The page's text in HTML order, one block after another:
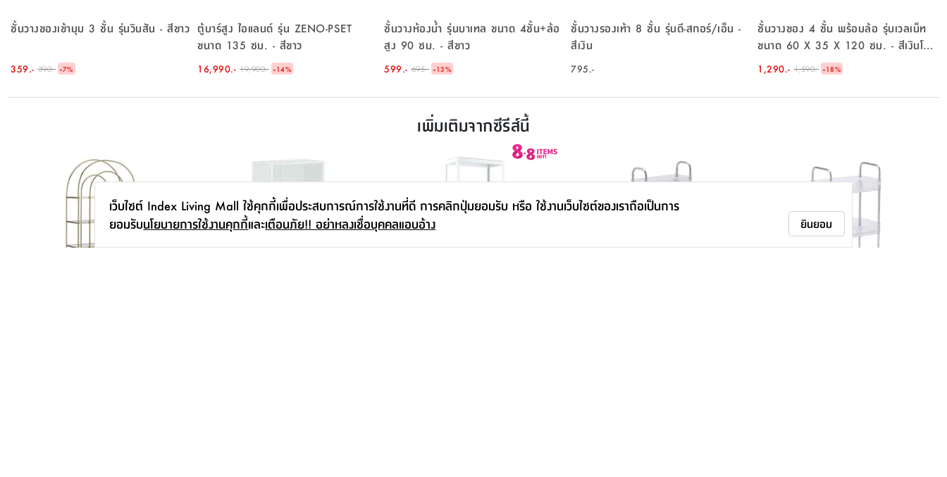
ชั้นวางของเข้ามุม 3 ชั้น รุ่นวินสัน - สีขาว
359.- 390.- -7%
ตู้บาร์สูง ไอแลนด์ รุ่น ZENO-PSET
ขนาด 135 ซม. - สีขาว
16,990.- 19,900.- -14%
ชั้นวางห้องน้ำ รุ่นบาเทล ขนาด 4ชั้น+ล้อ
สูง 90 ซม. - สีขาว
599.- 695.- -13%
ชั้นวางรองเท้า 8 ชั้น รุ่นดี-สกอร์/เอ็น -
สีเงิน
795.-
ชั้นวางของ 4 ชั้น พร้อมล้อ รุ่นเวลเน็ท
ขนาด 60 X 35 X 120 ซม. - สีเงินโคร
1,290.- 1,590.- -18%
เพิ่มเติมจากซีรีส์นี้
เว็บไซต์ Index Living Mall ใช้คุกกี้เพื่อประสบการณ์การใช้งานที่ดี การคลิกปุ่มยอมรับ หรือ ใช้งานเว็บไซต์ของเราถือเป็นการ
ยอมรับนโยบายการใช้งานคุกกี้และเตือนภัย!! อย่าหลงเชื่อบุคคลแอบอ้าง ยินยอม